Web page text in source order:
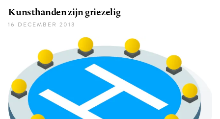
Kunsthanden zijn griezelig
16 DECEMBER 2013